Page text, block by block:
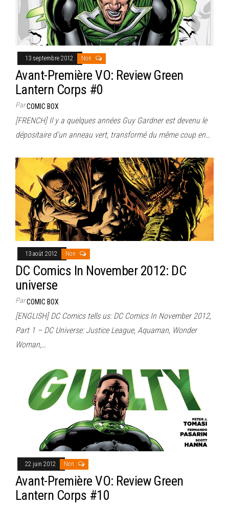
13 septembre 2012 Non
Avant-Première VO: Review Green
Lantern Corps #0
ParCOMIC BOX
[FRENCH] Il y a quelques années Guy Gardner est devenu le
dépositaire d’un anneau vert, transformé du même coup en…
13 août 2012 Non
DC Comics In November 2012: DC
universe
ParCOMIC BOX
[ENGLISH] DC Comics tells us: DC Comics In November 2012,
Part 1 – DC Universe: Justice League, Aquaman, Wonder
Woman,…
22 juin 2012 Non
Avant-Première VO: Review Green
Lantern Corps #10